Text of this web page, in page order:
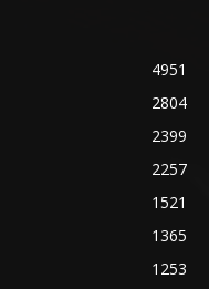
4951
2804
2399
2257
1521
1365
1253